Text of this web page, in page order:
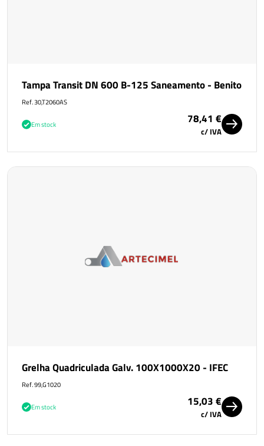
Tampa Transit DN 600 B-125 Saneamento - Benito
Ref. 30,T2060AS
Em stock 78,41 €
c/ IVA
Grelha Quadriculada Galv. 100X1000X20 - IFEC
Ref. 99,G1020
Em stock 15,03 €
c/ IVA